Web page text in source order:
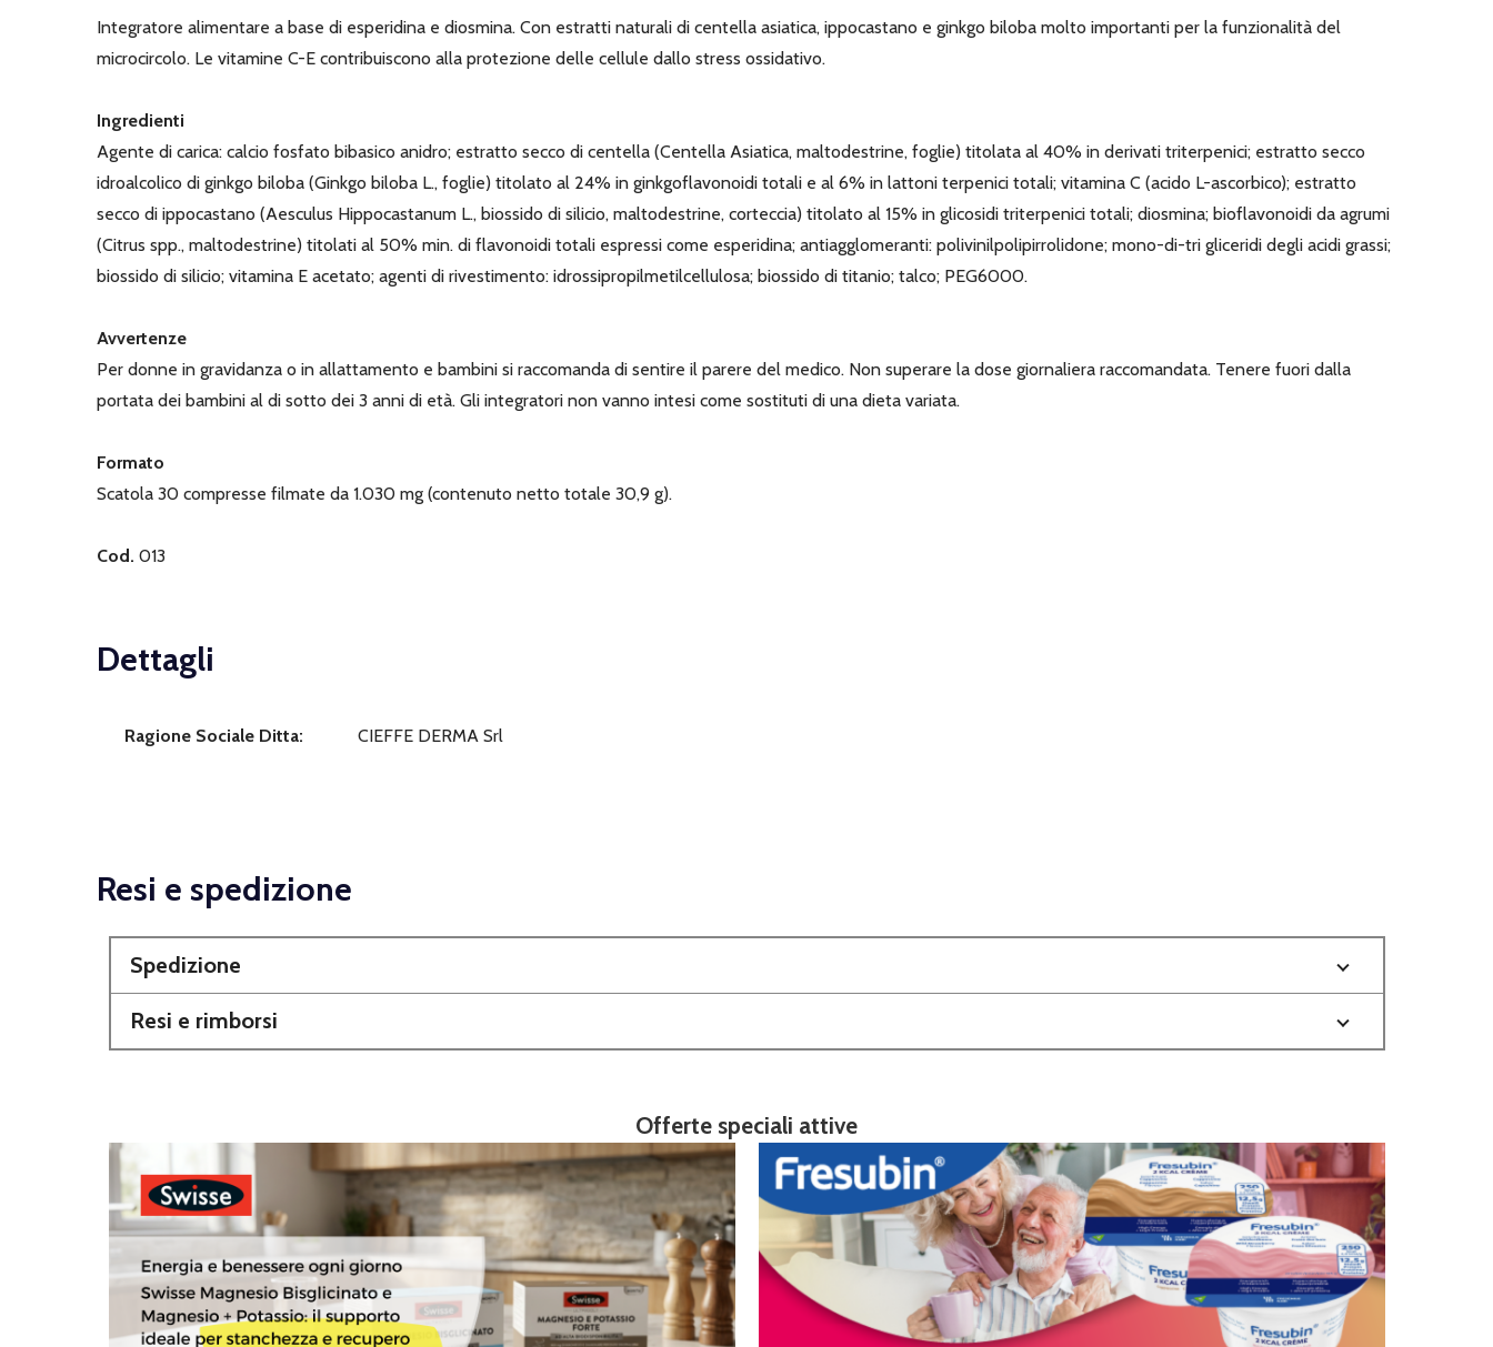
Integratore alimentare a base di esperidina e diosmina. Con estratti naturali di centella asiatica, ippocastano e ginkgo biloba molto importanti per la funzionalità del
microcircolo. Le vitamine C-E contribuiscono alla protezione delle cellule dallo stress ossidativo.
Ingredienti
Agente di carica: calcio fosfato bibasico anidro; estratto secco di centella (Centella Asiatica, maltodestrine, foglie) titolata al 40% in derivati triterpenici; estratto secco
idroalcolico di ginkgo biloba (Ginkgo biloba L., foglie) titolato al 24% in ginkgoflavonoidi totali e al 6% in lattoni terpenici totali; vitamina C (acido L-ascorbico); estratto
secco di ippocastano (Aesculus Hippocastanum L., biossido di silicio, maltodestrine, corteccia) titolato al 15% in glicosidi triterpenici totali; diosmina; bioflavonoidi da agrumi
(Citrus spp., maltodestrine) titolati al 50% min. di flavonoidi totali espressi come esperidina; antiagglomeranti: polivinilpolipirrolidone; mono-di-tri gliceridi degli acidi grassi;
biossido di silicio; vitamina E acetato; agenti di rivestimento: idrossipropilmetilcellulosa; biossido di titanio; talco; PEG6000.
Avvertenze
Per donne in gravidanza o in allattamento e bambini si raccomanda di sentire il parere del medico. Non superare la dose giornaliera raccomandata. Tenere fuori dalla
portata dei bambini al di sotto dei 3 anni di età. Gli integratori non vanno intesi come sostituti di una dieta variata.
Formato
Scatola 30 compresse filmate da 1.030 mg (contenuto netto totale 30,9 g).
Cod. 013
Dettagli
Ragione Sociale Ditta: CIEFFE DERMA Srl
Resi e spedizione
Spedizione
Resi e rimborsi
Offerte speciali attive